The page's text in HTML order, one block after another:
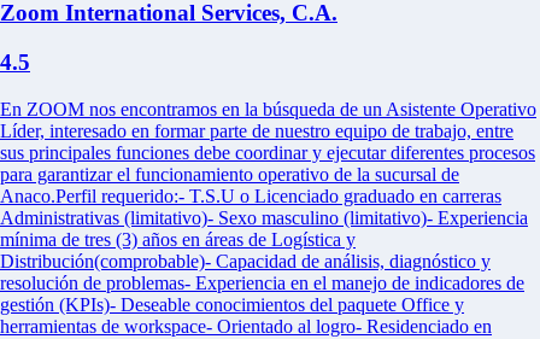
Zoom International Services, C.A.
4.5
En ZOOM nos encontramos en la búsqueda de un Asistente Operativo
Líder, interesado en formar parte de nuestro equipo de trabajo, entre
sus principales funciones debe coordinar y ejecutar diferentes procesos
para garantizar el funcionamiento operativo de la sucursal de
Anaco.Perfil requerido:- T.S.U o Licenciado graduado en carreras
Administrativas (limitativo)- Sexo masculino (limitativo)- Experiencia
mínima de tres (3) años en áreas de Logística y
Distribución(comprobable)- Capacidad de análisis, diagnóstico y
resolución de problemas- Experiencia en el manejo de indicadores de
gestión (KPIs)- Deseable conocimientos del paquete Office y
herramientas de workspace- Orientado al logro- Residenciado en